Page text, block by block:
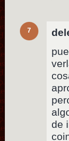
7
de